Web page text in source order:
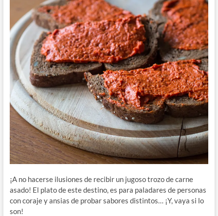
¡A no hacerse ilusiones de recibir un jugoso trozo de carne
asado! El plato de este destino, es para paladares de personas
con coraje y ansias de probar sabores distintos… ¡Y, vaya si lo
son!